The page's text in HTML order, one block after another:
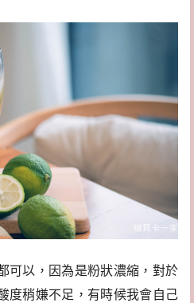
可以，因為是粉狀濃縮，對於
度稍嫌不足，有時候我會自己